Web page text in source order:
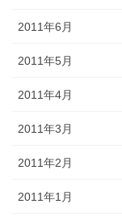
2011年6月
2011年5月
2011年4月
2011年3月
2011年2月
2011年1月